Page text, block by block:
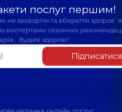
послуг першим!
не захворіти та вберегти
експертами сезонних
Будьте здорові!
Підписатися